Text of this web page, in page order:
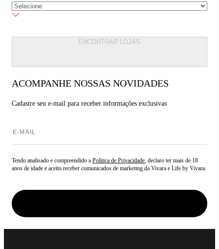
ENCONTRAR LOJAS
ACOMPANHE NOSSAS NOVIDADES
Cadastre seu e-mail para receber informações exclusivas
Tendo analisado e compreendido a Politica de Privacidade, declaro ter mais de 18
anos de idade e aceito receber comunicados de marketing da Vivara e Life by Vivara.